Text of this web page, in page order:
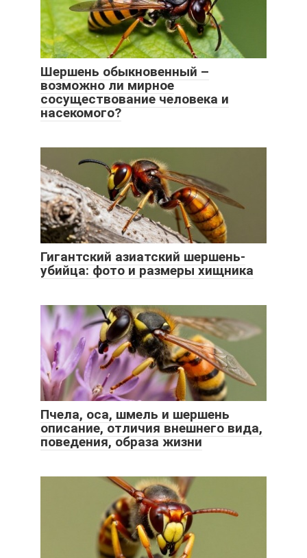
Шершень обыкновенный –
возможно ли мирное
сосуществование человека и
насекомого?
Гигантский азиатский шершень-
убийца: фото и размеры хищника
Пчела, оса, шмель и шершень
описание, отличия внешнего вида,
поведения, образа жизни